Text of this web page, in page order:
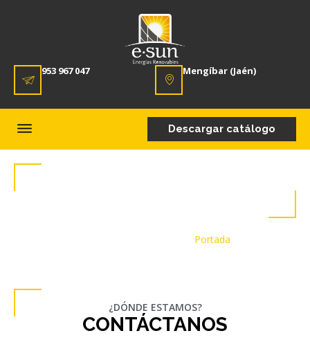
953 967 047 Mengíbar (Jaén)
Descargar catálogo
Portada
¿DÓNDE ESTAMOS?
CONTÁCTANOS